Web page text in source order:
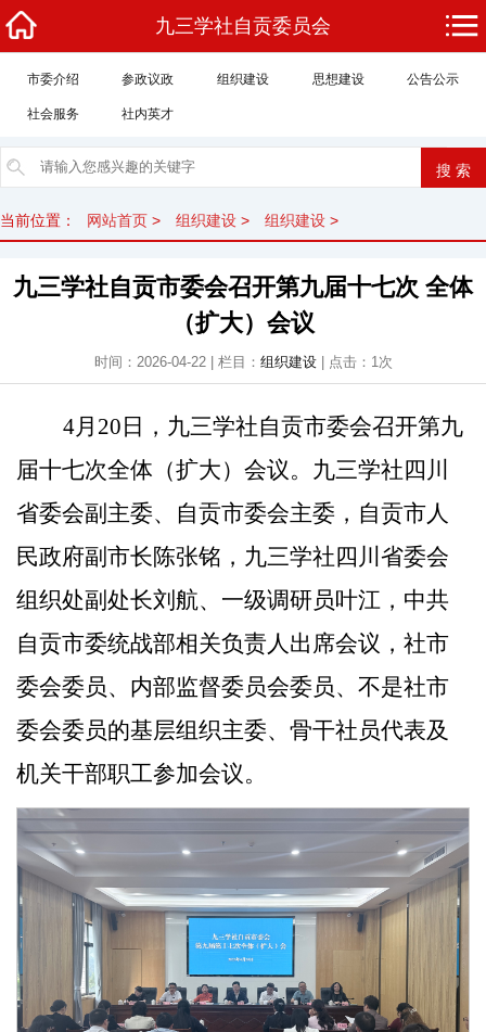
九三学社自贡委员会
市委介绍 参政议政 组织建设 思想建设 公告公示
社会服务 社内英才
当前位置： 网站首页 > 组织建设 > 组织建设 >
九三学社自贡市委会召开第九届十七次 全体
（扩大）会议
时间：2026-04-22 | 栏目： 组织建设| 点击：1次
4月20日，九三学社自贡市委会召开第九
届十七次全体（扩大）会议。九三学社四川
省委会副主委、 自贡市委会主委 ， 自贡市人
民政府副市长陈张铭，九三学社四川省委会
组织处副处长刘航、一级调研员叶江， 中共
自贡市委统战部相关负责人出席会议，社市
委会委员、 内部监督委员会委员、不是社市
委会委员的基层组织主委、骨干社员代表及
机关干部职工参加会议。